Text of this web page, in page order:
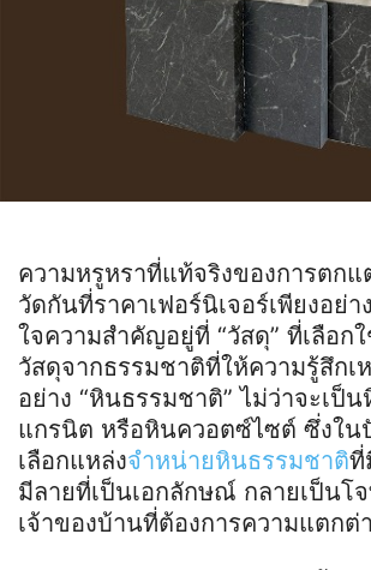
ความหรูหราที่แท้จริงของการตกแ
วัดกันที่ราคาเฟอร์นิเจอร์เพียงอย่า
ใจความสำคัญอยู่ที่ “วัสดุ” ที่เลือก
วัสดุจากธรรมชาติที่ให้ความรู้สึกเ
อย่าง “หินธรรมชาติ”ไม่ว่าจะเป็
แกรนิต หรือหินควอตซ์ไซต์ ซึ่งใน
เลือกแหล่งจำหน่ายหินธรรมชาติที่
มีลายที่เป็นเอกลักษณ์ กลายเป็นโ
เจ้าของบ้านที่ต้องการความแตกต่